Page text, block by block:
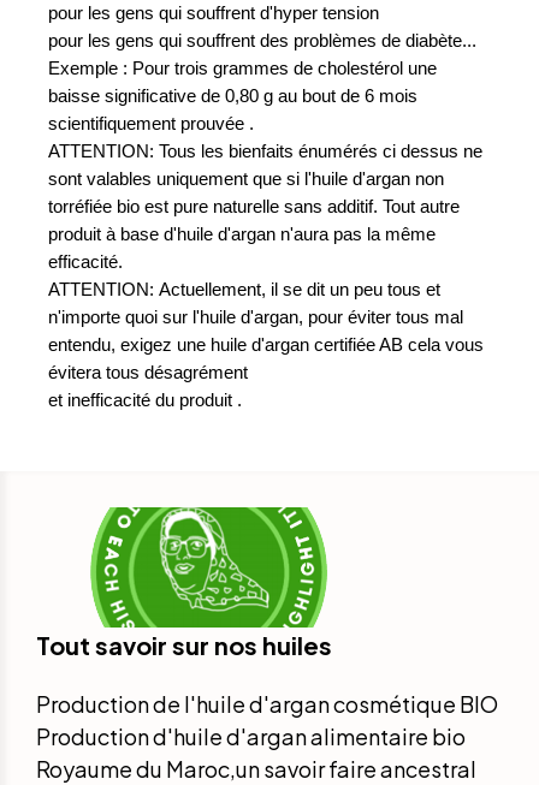
pour les gens qui souffrent d'hyper tension
pour les gens qui souffrent des problèmes de diabète...
Exemple : Pour trois grammes de cholestérol une
baisse significative de 0,80 g au bout de 6 mois
scientifiquement prouvée .
ATTENTION: Tous les bienfaits énumérés ci dessus ne
sont valables uniquement que si l'huile d'argan non
torréfiée bio est pure naturelle sans additif. Tout autre
produit à base d'huile d'argan n'aura pas la même
efficacité.
ATTENTION: Actuellement, il se dit un peu tous et
n'importe quoi sur l'huile d'argan, pour éviter tous mal
entendu, exigez une huile d'argan certifiée AB cela vous
évitera tous désagrément
et inefficacité du produit .
Tout savoir sur nos huiles
Production de l'huile d'argan cosmétique BIO
Production d'huile d'argan alimentaire bio
Royaume du Maroc,un savoir faire ancestral